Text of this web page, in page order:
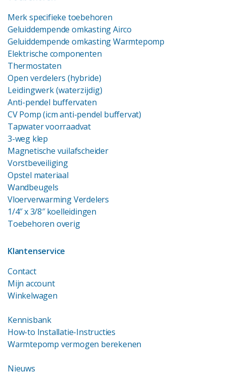
Merk specifieke toebehoren
Geluiddempende omkasting Airco
Geluiddempende omkasting Warmtepomp
Elektrische componenten
Thermostaten
Open verdelers (hybride)
Leidingwerk (waterzijdig)
Anti-pendel buffervaten
CV Pomp (icm anti-pendel buffervat)
Tapwater voorraadvat
3-weg klep
Magnetische vuilafscheider
Vorstbeveiliging
Opstel materiaal
Wandbeugels
Vloerverwarming Verdelers
1/4″ x 3/8″ koelleidingen
Toebehoren overig
Klantenservice
Contact
Mijn account
Winkelwagen
Kennisbank
How-to Installatie-Instructies
Warmtepomp vermogen berekenen
Nieuws